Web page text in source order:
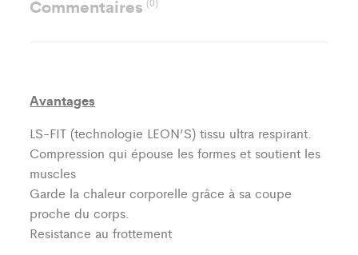
Commentaires
Avantages
LS-FIT (technologie LEON’S)tissu ultra respirant.
Compression qui épouse les formes et soutient les
muscles
Garde la chaleur corporelle grâce à sa coupe
proche du corps.
Resistance au frottement